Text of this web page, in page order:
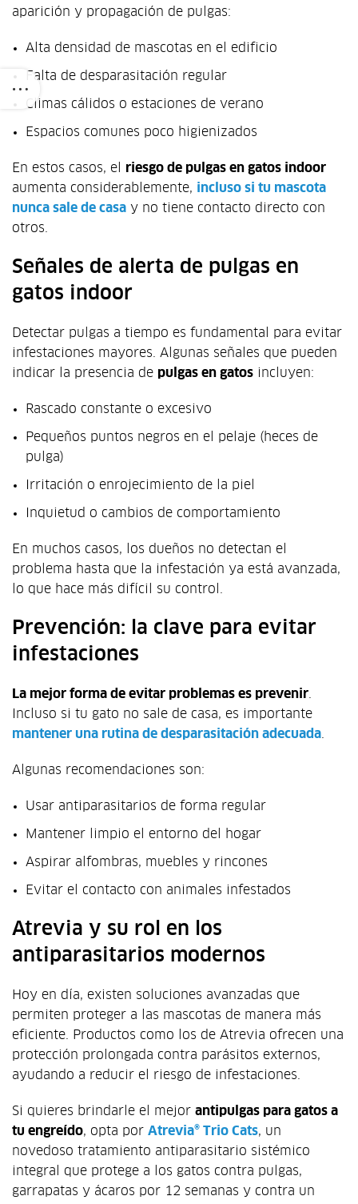
aparición y propagación de pulgas:
Alta densidad de mascotas en el edificio
Falta de desparasitación regular
Climas cálidos o estaciones de verano
Espacios comunes poco higienizados
En estos casos, el riesgo de pulgas en gatos indoor
aumenta considerablemente, incluso si tu mascota
nunca sale de casa y no tiene contacto directo con
otros.
Señales de alerta de pulgas en
gatos indoor
Detectar pulgas a tiempo es fundamental para evitar
infestaciones mayores. Algunas señales que pueden
indicar la presencia de pulgas en gatos incluyen:
Rascado constante o excesivo
Pequeños puntos negros en el pelaje (heces de
pulga)
Irritación o enrojecimiento de la piel
Inquietud o cambios de comportamiento
En muchos casos, los dueños no detectan el
problema hasta que la infestación ya está avanzada,
lo que hace más difícil su control.
Prevención: la clave para evitar
infestaciones
La mejor forma de evitar problemas es prevenir.
Incluso si tu gato no sale de casa, es importante
mantener una rutina de desparasitación adecuada.
Algunas recomendaciones son:
Usar antiparasitarios de forma regular
Mantener limpio el entorno del hogar
Aspirar alfombras, muebles y rincones
Evitar el contacto con animales infestados
Atrevia y su rol en los
antiparasitarios modernos
Hoy en día, existen soluciones avanzadas que
permiten proteger a las mascotas de manera más
eficiente. Productos como los de Atrevia ofrecen una
protección prolongada contra parásitos externos,
ayudando a reducir el riesgo de infestaciones.
Si quieres brindarle el mejor antipulgas para gatos a
tu engreído, opta por Atrevia® Trio Cats, un
novedoso tratamiento antiparasitario sistémico
integral que protege a los gatos contra pulgas,
garrapatas y ácaros por 12 semanas y contra un